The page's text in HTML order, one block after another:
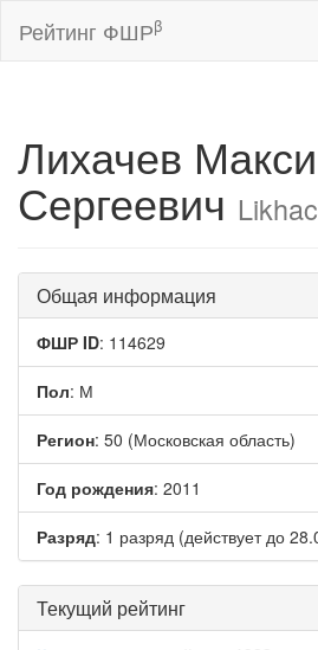
Рейтинг ФШРβ
Лихачев
Сергеевич
Общая информация
ФШР ID: 114629
Пол: М
Регион: 50 (Московская область)
Год рождения: 2011
Разряд: 1 разряд (действует до
Текущий рейтинг